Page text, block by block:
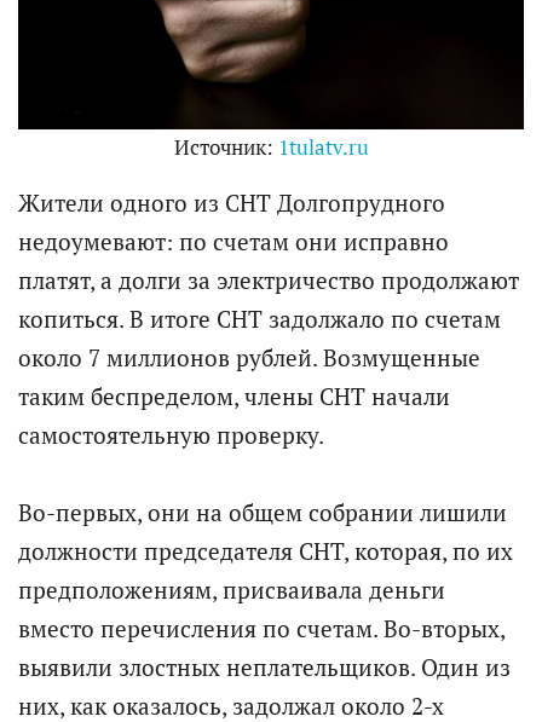
Источник: 1tulatv.ru
Жители одного из СНТ Долгопрудного
недоумевают: по счетам они исправно
платят, а долги за электричество продолжают
копиться. В итоге СНТ задолжало по счетам
около 7 миллионов рублей. Возмущенные
таким беспределом, члены СНТ начали
самостоятельную проверку.
Во-первых, они на общем собрании лишили
должности председателя СНТ, которая, по их
предположениям, присваивала деньги
вместо перечисления по счетам. Во-вторых,
выявили злостных неплательщиков. Один из
них, как оказалось, задолжал около 2-х